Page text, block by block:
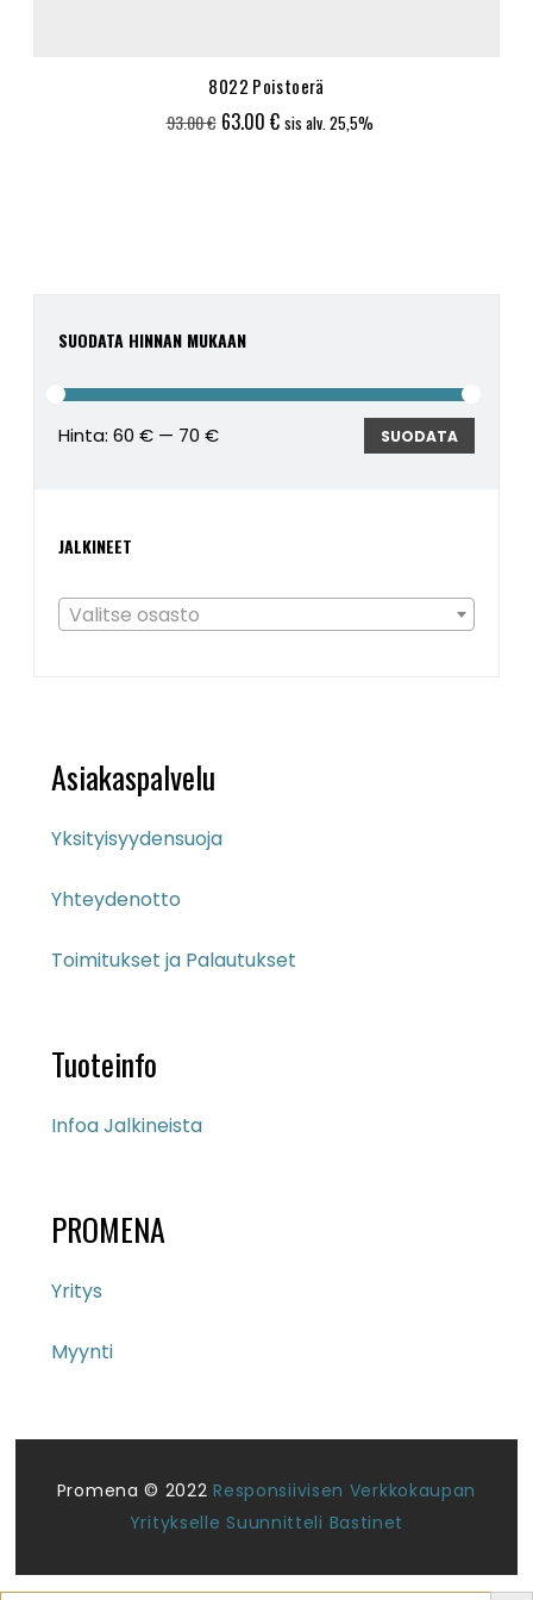
SUODATA HINNAN MUKAAN
SUODATA
Hinta:60 € — 70 €
JALKINEET
Valitse osasto
8022 Poistoerä
93.00€ Alkuperäinen
63.00 €Nykyinen
sis alv. 25,5%
Asiakaspalvelu
Yksityisyydensuoja
Yhteydenotto
Toimitukset ja Palautukset
Tuoteinfo
Infoa Jalkineista
PROMENA
Yritys
Myynti
Promena © 2022Responsiivisen Verkkokaupan
Yritykselle Suunnitteli Bastinet
Search